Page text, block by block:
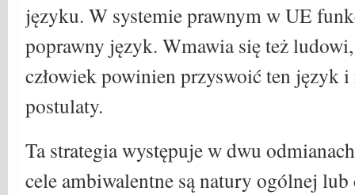
języku. W systemie prawnym w UE
poprawny język. Wmawia się też
człowiek powinien przyswoić ten język i
postulaty.
Ta strategia występuje w dwu
cele ambiwalentne są natury ogólnej lub